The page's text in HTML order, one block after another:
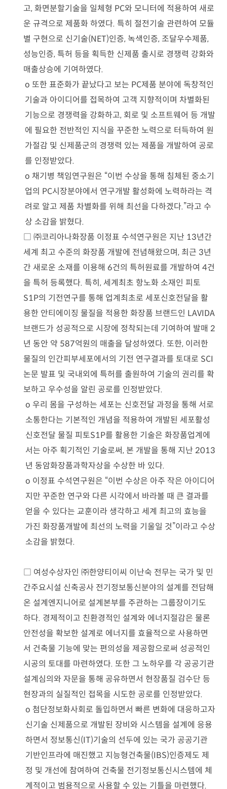
고,화면분할기술을 일체형 PC와 모니터에 적용하여 새로
운 규격으로 제품화 하였다. 특히 절전기술 관련하여 모듈
별 구현으로 신기술(NET)인증,녹색인증, 조달우수제품,
성능인증, 특허 등을 획득한 신제품 출시로 경쟁력 강화와
매출상승에 기여하였다.
o 또한 표준화가 끝났다고 보는 PC제품 분야에 독창적인
기술과 아이디어를 접목하여 고객 지향적이며 차별화된
기능으로 경쟁력을 강화하고, 회로 및 소프트웨어 등 개발
에 필요한 전반적인 지식을 꾸준한 노력으로 터득하여 원
가절감 및 신제품군의 경쟁력 있는 제품을 개발하여 공로
를 인정받았다.
o 채기병 책임연구원은 “이번 수상을 통해 침체된 중소기
업의 PC시장분야에서 연구개발 활성화에 노력하라는 격
려로 알고 제품 차별화를 위해 최선을 다하겠다.”라고 수
상 소감을 밝혔다.
□ ㈜코리아나화장품 이정표 수석연구원은 지난 13년간
세계 최고 수준의 화장품 개발에 전념해왔으며, 최근 3년
간 새로운 소재를 이용해 6건의 특허원료를 개발하여4건
을 특허 등록했다. 특히, 세계최초 항노화 소재인 피토
S1P의 기전연구를 통해 업계최초로 세포신호전달을 활
용한 안티에이징 물질을 적용한 화장품 브랜드인 LAVIDA
브랜드가 성공적으로 시장에 정착되는데 기여하여 발매2
년 동안 약 587억원의 매출을 달성하였다. 또한, 이러한
물질의 인간피부세포에서의 기전 연구결과를 토대로 SCI
논문 발표 및 국내외에 특허를 출원하여 기술의 권리를 확
보하고 우수성을 알린 공로를 인정받았다.
o 우리 몸을 구성하는 세포는 신호전달 과정을 통해 서로
소통한다는 기본적인 개념을 적용하여 개발된 세포활성
신호전달 물질 피토S1P를 활용한 기술은 화장품업계에
서는 아주 획기적인 기술로써,본 개발을 통해 지난 2013
년 동암화장품과학자상을 수상한 바 있다.
o 이정표 수석연구원은 “이번 수상은 아주 작은 아이디어
지만 꾸준한 연구와 다른 시각에서 바라볼 때 큰 결과를
얻을 수 있다는 교훈이라 생각하고 세계 최고의 효능을
가진 화장품개발에 최선의 노력을 기울일 것”이라고 수상
소감을 밝혔다.
□ 여성수상자인 ㈜한양티이씨 이난숙 전무는 국가 및 민
간주요시설 신축공사 전기정보통신분야의 설계를 전담해
온 설계엔지니어로 설계본부를 주관하는 그룹장이기도
하다. 경제적이고 친환경적인 설계와 에너지절감은 물론
안전성을 확보한 설계로 에너지를 효율적으로 사용하면
서 건축물 기능에 맞는 편의성을 제공함으로써 성공적인
시공의 토대를 마련하였다. 또한 그 노하우를 각 공공기관
설계심의와 자문을 통해 공유하면서 현장품질 검수단 등
현장과의 실질적인 접목을 시도한 공로를 인정받았다.
o 첨단정보화사회로 돌입하면서 빠른 변화에 대응하고자
신기술 신제품으로 개발된 장비와 시스템을 설계에 응용
하면서 정보통신(IT)기술의 선두에 있는 국가 공공기관
기반인프라에 매진했고 지능형건축물(IBS)인증제도 제
정 및 개선에 참여하여 건축물 전기정보통신시스템에 체
계적이고 범용적으로 사용할 수 있는 기틀을 마련했다.